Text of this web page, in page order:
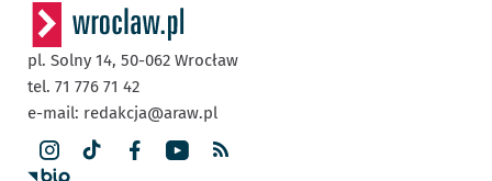
pl. Solny 14, 50-062 Wrocław
tel. 71 776 71 42
e-mail: redakcja@araw.pl